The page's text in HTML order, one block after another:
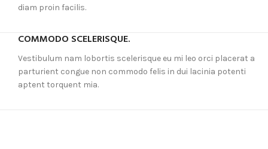
diam proin facilis.
COMMODO SCELERISQUE.
Vestibulum nam lobortis scelerisque eu mi leo orci placerat a
parturient congue non commodo felis in dui lacinia potenti
aptent torquent mia.